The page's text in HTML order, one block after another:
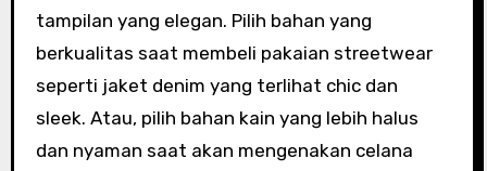
tampilan yang elegan. Pilih bahan yang
berkualitas saat membeli pakaian streetwear
seperti jaket denim yang terlihat chic dan
sleek. Atau, pilih bahan kain yang lebih halus
dan nyaman saat akan mengenakan celana